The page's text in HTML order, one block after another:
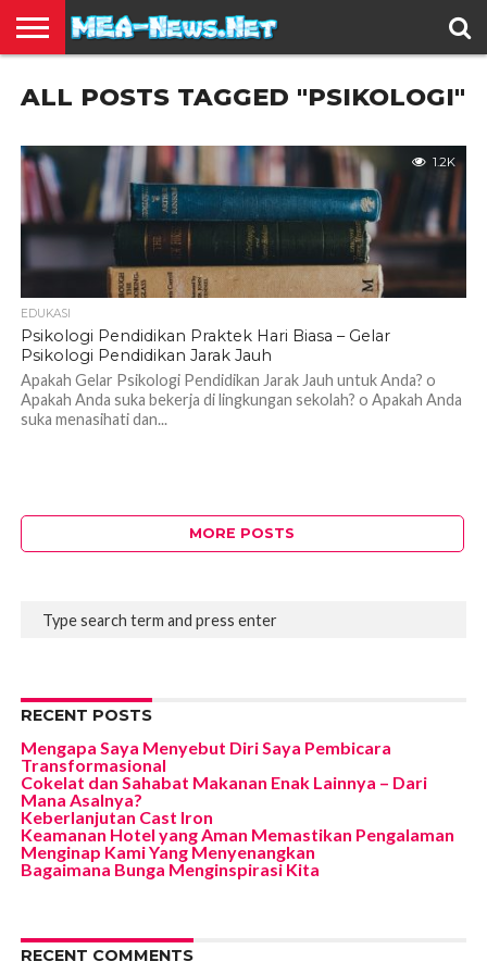
TERBARU
EDUKASI
HIBURAN
INSPIRASI
KESEHATAN
KULINER
OLAH
RAGA
OTOMOTIF
TRAVEL
JUAL
BELI
ALL POSTS TAGGED "PSIKOLOGI"
1.2K
EDUKASI
Psikologi Pendidikan Praktek Hari Biasa – Gelar
Psikologi Pendidikan Jarak Jauh
Apakah Gelar Psikologi Pendidikan Jarak Jauh untuk Anda? o
Apakah Anda suka bekerja di lingkungan sekolah? o Apakah Anda
suka menasihati dan...
MORE POSTS
RECENT POSTS
Mengapa Saya Menyebut Diri Saya Pembicara
Transformasional
Cokelat dan Sahabat Makanan Enak Lainnya – Dari
Mana Asalnya?
Keberlanjutan Cast Iron
Keamanan Hotel yang Aman Memastikan Pengalaman
Menginap Kami Yang Menyenangkan
Bagaimana Bunga Menginspirasi Kita
RECENT COMMENTS